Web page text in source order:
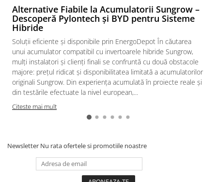
Alternative Fiabile la Acumulatorii Sungrow –
Descoperă Pylontech și BYD pentru Sisteme
Hibride
Soluții eficiente și disponibile prin EnergoDepot În căutarea
unui acumulator compatibil cu invertoarele hibride Sungrow,
mulți instalatori și clienți finali se confruntă cu două obstacole
majore: prețul ridicat și disponibilitatea limitată a acumulatorilor
originali Sungrow. Din experiența acumulată în proiecte reale și
din testările efectuate la nivel european,...
Citeste mai mult
Newsletter Nu rata ofertele si promotiile noastre